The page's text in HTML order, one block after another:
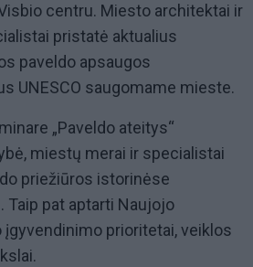
centru. Miesto architektai ir
pristatė aktualius
paveldo apsaugos
UNESCO saugomame mieste.
„Paveldo ateitys“
miestų merai ir specialistai
priežiūros istorinėse
pat aptarti Naujojo
prioritetai, veiklos